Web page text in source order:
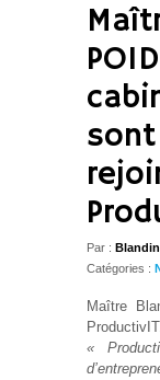
Par :
Catégories :
Maître
«